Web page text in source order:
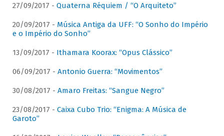
27/09/2017 - Quaterna Réquiem / “O Arquiteto”
20/09/2017 - Música Antiga da UFF: “O Sonho do Império
e o Império do Sonho”
13/09/2017 - Ithamara Koorax: “Opus Clássico”
06/09/2017 - Antonio Guerra: “Movimentos”
30/08/2017 - Amaro Freitas: “Sangue Negro”
23/08/2017 - Caixa Cubo Trio: “Enigma: A Música de
Garoto”